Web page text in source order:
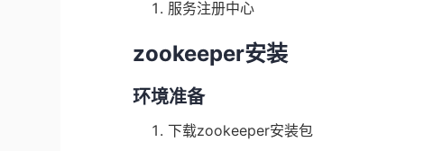
服务注册中心
zookeeper安装
环境准备
下载zookeeper安装包